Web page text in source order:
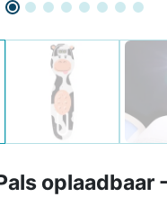
oplaadbaar